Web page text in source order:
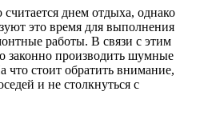
днем отдыха, однако
это время для выполнения
работы. В связи с этим
законно производить шумные
что стоит обратить внимание,
и не столкнуться с